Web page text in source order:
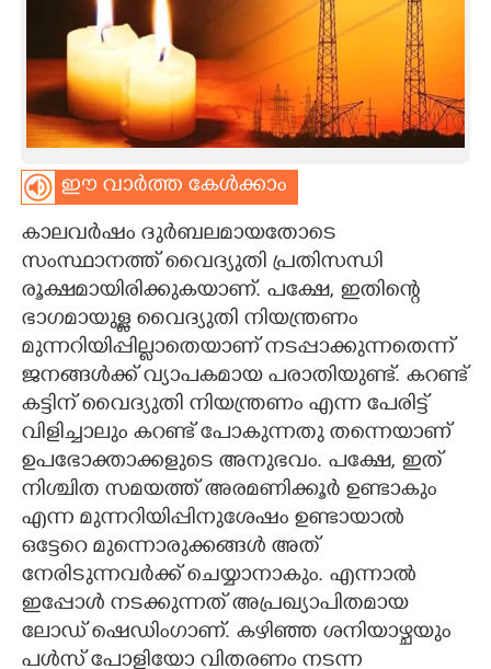
INFO+
ART
CARTOONS
LITERATURE
ZOOM
CONTACT US
ഈ വാർത്ത കേൾക്കാം
കാലവർഷം ദുർബലമായതോടെ
സംസ്ഥാനത്ത് വൈദ്യുതി പ്രതിസന്ധി
രൂക്ഷമായിരിക്കുകയാണ്. പക്ഷേ, ഇതിന്റെ
ഭാഗമായുള്ള വൈദ്യുതി നിയന്ത്രണം
മുന്നറിയിപ്പില്ലാതെയാണ് നടപ്പാക്കുന്നതെന്ന്
ജനങ്ങൾക്ക് വ്യാപകമായ പരാതിയുണ്ട്. കറണ്ട്
കട്ടിന് വൈദ്യുതി നിയന്ത്രണം എന്ന പേരിട്ട്
വിളിച്ചാലും കറണ്ട് പോകുന്നതു തന്നെയാണ്
ഉപഭോക്താക്കളുടെ അനുഭവം. പക്ഷേ, ഇത്
നിശ്ചിത സമയത്ത് അരമണിക്കൂർ ഉണ്ടാകും
എന്ന മുന്നറിയിപ്പിനുശേഷം ഉണ്ടായാൽ
ഒട്ടേറെ മുന്നൊരുക്കങ്ങൾ അത്
നേരിടുന്നവർക്ക് ചെയ്യാനാകും. എന്നാൽ
ഇപ്പോൾ നടക്കുന്നത് അപ്രഖ്യാപിതമായ
ലോഡ് ഷെഡിംഗാണ്. കഴിഞ്ഞ ശനിയാഴ്ചയും
പൾസ് പോളിയോ വിതരണം നടന്ന